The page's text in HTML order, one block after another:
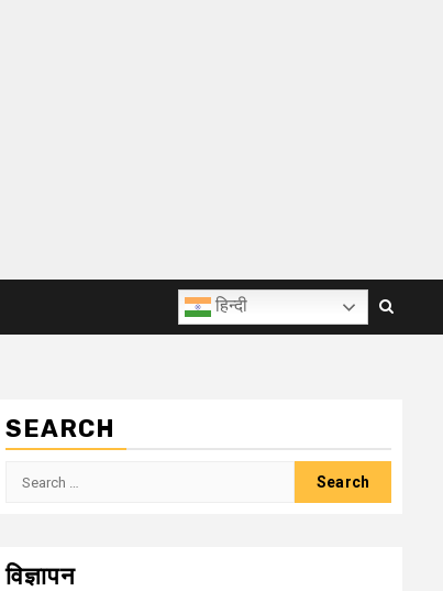
हिन्दी
SEARCH
Search
विज्ञापन